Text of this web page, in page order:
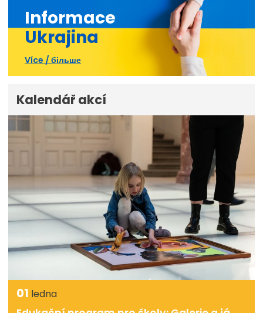
Informace
Ukrajina
Více / більше
Kalendář akcí
01 ledna